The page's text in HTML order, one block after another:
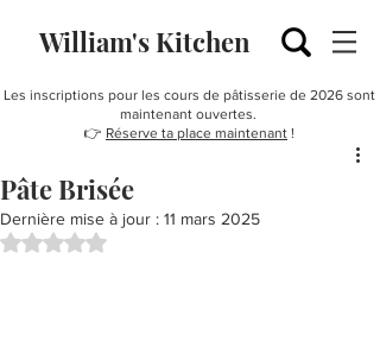
William's Kitchen
Les inscriptions pour les cours de pâtisserie de 2026 sont
maintenant ouvertes.
👉 Réserve ta place maintenant !
Pâte Brisée
Dernière mise à jour : 11 mars 2025
Noté NaN étoiles sur 5.